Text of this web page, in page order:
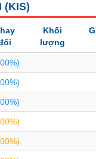
(KIS)
Khối
lượng